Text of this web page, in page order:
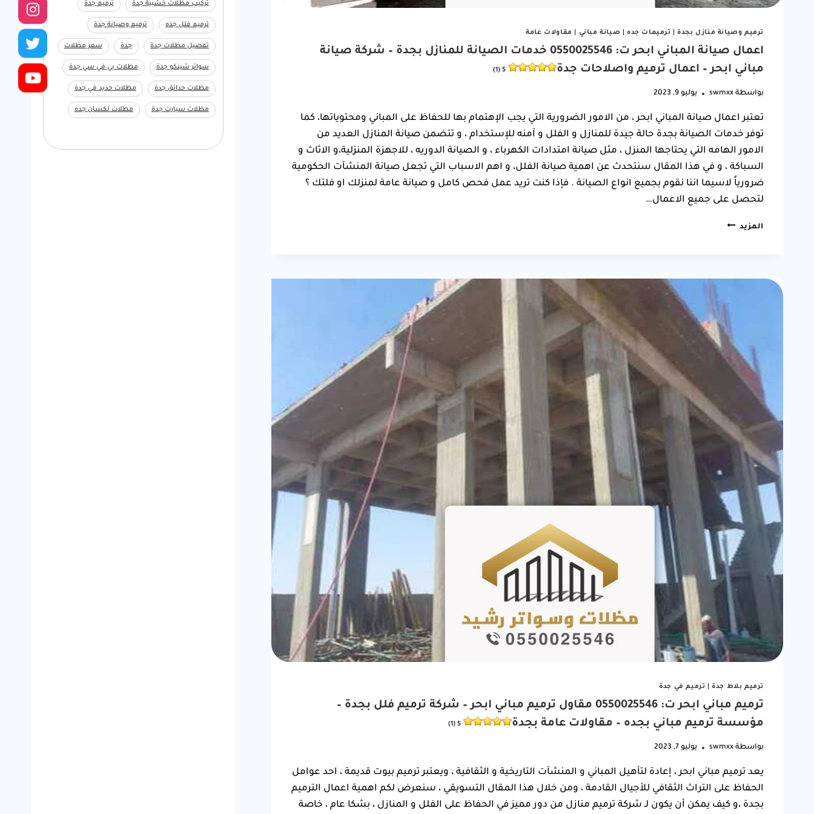
ترميم وصيانة منازل بجدة ترميمات جده صيانة مباني مقاولات عامة
اعمال صيانة المباني ابحر ت: 0550025546 خدمات الصيانة للمنازل بجدة – شركة صيانة
مباني ابحر – اعمال ترميم واصلاحات جدة
5 (1)
بواسطة swmxx يوليو 9, 2023
تعتبر اعمال صيانة المباني ابحر ، من الامور الضرورية التي يجب الإهتمام بها للحفاظ على المباني ومحتوياتها، كما
توفر خدمات الصيانة بجدة حالة جيدة للمنازل و الفلل و آمنه للإستخدام ، و تتضمن صيانة المنازل العديد من
الامور الهامه التي يحتاجها المنزل ، مثل صيانة امتدادات الكهرباء ، و الصيانة الدوريه ، للاجهزة المنزلية،و الاثاث و
السباكة ، و في هذا المقال سنتحدث عن اهمية صيانة الفلل، و اهم الاسباب التي تجعل صيانة المنشآت الحكومية
ضرورياً لاسيما اننا نقوم بجميع انواع الصيانة . فإذا كنت تريد عمل فحص كامل و صيانة عامة لمنزلك او فلتك ؟
لتحصل على جميع الاعمال…
المزيد اعمال
الصيانة
للمنازل
بجدة
–
شركة
صيانة
اعمال
ترميم
ترميم بلاط جدة ترميم في جدة
ترميم مباني ابحر ت: 0550025546 مقاول ترميم مباني ابحر – شركة ترميم فلل بجدة –
مؤسسة ترميم مباني بجده – مقاولات عامة بجدة
5 (1)
بواسطة swmxx يوليو 7, 2023
يعد ترميم مباني ابحر ، إعادة لتأهيل المباني و المنشآت التاريخية و الثقافية ، ويعتبر ترميم بيوت قديمة ، احد عوامل
الحفاظ على التراث الثقافي للأجيال القادمة ، ومن خلال هذا المقال التسويقي ، سنعرض لكم اهمية اعمال الترميم
بجدة ،و كيف يمكن أن يكون لـ شركة ترميم منازل من دور مميز في الحفاظ على الفلل و المنازل ، بشكا عام ، خاصة
تركيب مظلات خشبية جدة ترميم جدة
ترميم فلل جده ترميم وصيانة جدة
تفصيل مظلات جدة جدة سعر مظلات
سواتر شينكو جدة مظلات بي في سي جدة
مظلات حدائق جدة مظلات حديد في جدة
مظلات سيارت جدة مظلات لكسان جده